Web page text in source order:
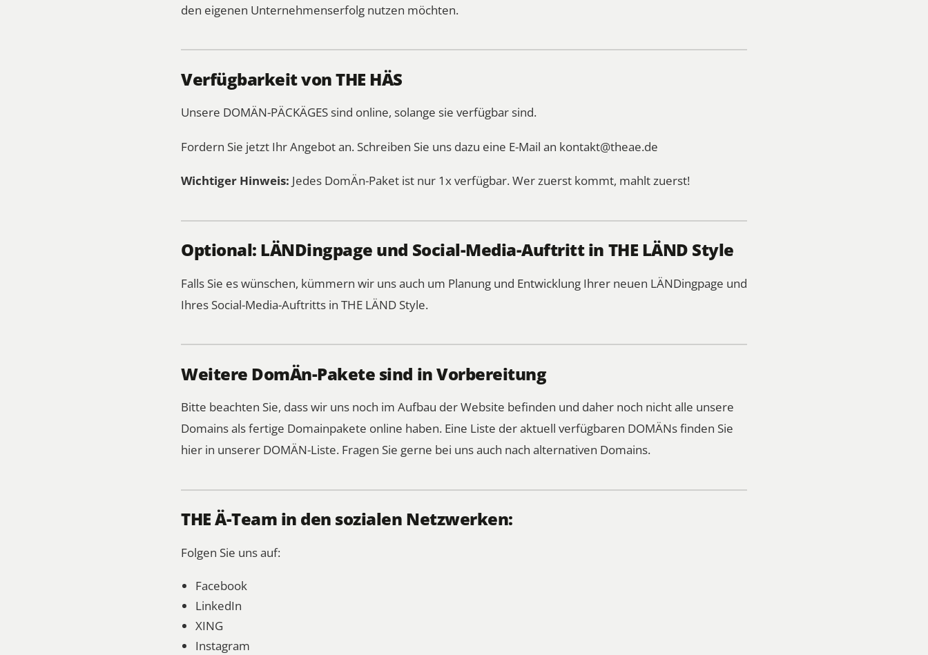
den eigenen Unternehmenserfolg nutzen möchten.
Verfügbarkeit von THE HÄS
Unsere DOMÄN-PÄCKÄGES sind online, solange sie verfügbar sind.
Fordern Sie jetzt Ihr Angebot an. Schreiben Sie uns dazu eine E-Mail an kontakt@theae.de
Wichtiger Hinweis: Jedes DomÄn-Paket ist nur 1x verfügbar. Wer zuerst kommt, mahlt zuerst!
Optional: LÄNDingpage und Social-Media-Auftritt in THE LÄND Style
Falls Sie es wünschen, kümmern wir uns auch um Planung und Entwicklung Ihrer neuen LÄNDingpage und
Ihres Social-Media-Auftritts in THE LÄND Style.
Weitere DomÄn-Pakete sind in Vorbereitung
Bitte beachten Sie, dass wir uns noch im Aufbau der Website befinden und daher noch nicht alle unsere
Domains als fertige Domainpakete online haben. Eine Liste der aktuell verfügbaren DOMÄNs finden Sie
hier in unserer DOMÄN-Liste. Fragen Sie gerne bei uns auch nach alternativen Domains.
THE Ä-Team in den sozialen Netzwerken:
Folgen Sie uns auf:
Facebook
LinkedIn
XING
Instagram